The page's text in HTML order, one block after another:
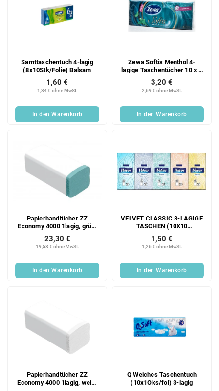
Samttaschentuch 4-lagig
(8x10Stk/Folie) Balsam
1,34 € ohne MwSt.
1,60 €
In den Warenkorb
Zewa Softis Menthol 4-
lagige Taschentücher 10 x 9
Stk
2,69 € ohne MwSt.
3,20 €
In den Warenkorb
Papierhandtücher ZZ
Economy 4000 1lagig, grün,
Karton
19,58 € ohne MwSt.
23,30 €
In den Warenkorb
VELVET CLASSIC 3-LAGIGE
TASCHEN (10X10
1,26 € ohne MwSt.
1,50 €
In den Warenkorb
Papierhandtücher ZZ
Economy 4000 1lagig, weiß,
Q Weiches Taschentuch
(10x1Oks/fol) 3-lagig